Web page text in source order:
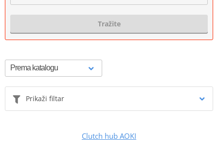
Tražite
Prikaži filtar
Clutch hub AOKI